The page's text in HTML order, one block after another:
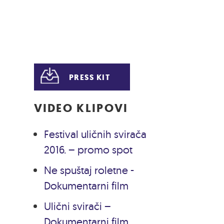
PRESS KIT
VIDEO KLIPOVI
Festival uličnih svirača
2016. – promo spot
Ne spuštaj roletne -
Dokumentarni film
Ulični svirači –